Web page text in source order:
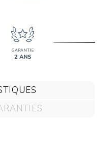
GARANTIE
2 ANS